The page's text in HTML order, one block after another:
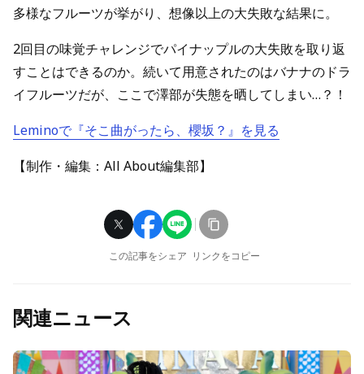
多様なフルーツが挙がり、想像以上の大失敗な結果に。
2回目の味覚チャレンジでパイナップルの大失敗を取り返
すことはできるのか。続いて用意されたのはバナナのドラ
イフルーツだが、ここで澤部が失態を晒してしまい…？！
Leminoで『そこ曲がったら、櫻坂？』を見る
【制作・編集：All About編集部】
この記事をシェア リンクをコピー
関連ニュース